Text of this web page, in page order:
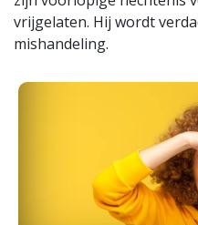
vrijgelaten. Hij wordt
mishandeling.